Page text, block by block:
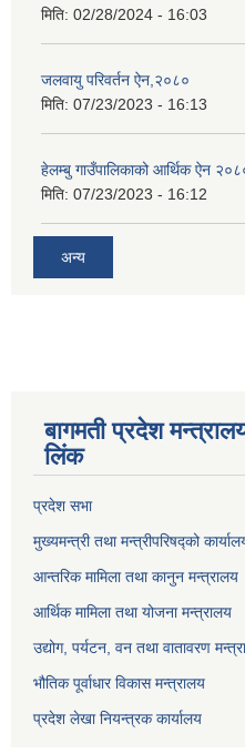
मिति: 02/28/2024 - 16:03
जलवायु परिवर्तन ऐन,२०८०
मिति: 07/23/2023 - 16:13
हेलम्बु गाउँपालिकाको आर्थिक ऐन
मिति: 07/23/2023 - 16:12
अन्य
बागमती प्रदेश
लिंक
प्रदेश सभा
मुख्यमन्त्री तथा मन्त्रीपरिषद्को
आन्तरिक मामिला तथा कानुन मन्त्रालय
आर्थिक मामिला तथा योजना मन्त्रालय
उद्योग, पर्यटन, वन तथा वातावरण
भौतिक पूर्वाधार विकास मन्त्रालय
प्रदेश लेखा नियन्त्रक कार्यालय